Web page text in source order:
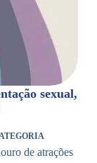
sexual,
de atrações